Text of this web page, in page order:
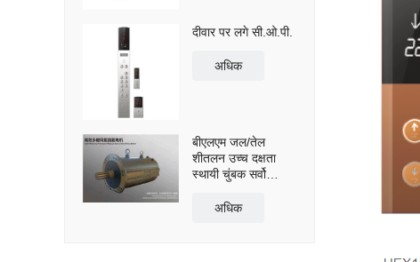
दीवार पर लगे सी.ओ.पी.
अधिक
बीएलएम जल/तेल
शीतलन उच्च दक्षता
स्थायी चुंबक सर्वो
अधिक